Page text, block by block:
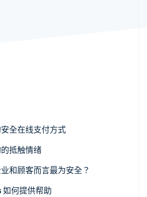
Sessions 2026
看
App Marketplace
全在线支付方式
抵触情绪
和顾客而言最为安全？
何提供帮助